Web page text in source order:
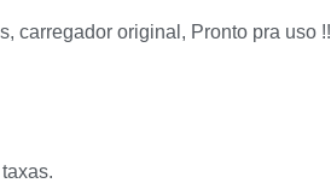
carregador original, Pronto pra uso